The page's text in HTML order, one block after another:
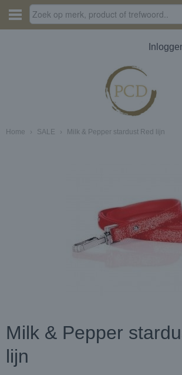
Home › SALE › Milk & Pepper stardust Red lijn
Milk & Pepper
lijn